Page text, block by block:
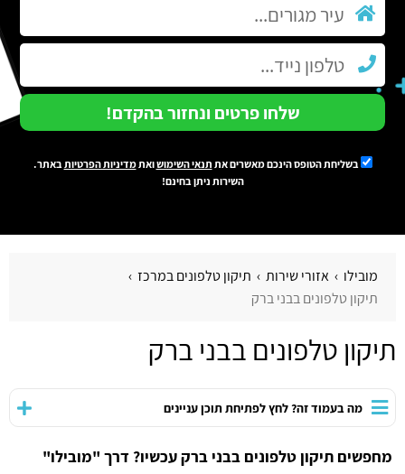
שלחו פרטים ונחזור בהקדם!
בשליחת הטופס הינכם מאשרים את תנאי השימושואתמדיניות הפרטיותבאתר.
השירות ניתן בחינם!
מובילו אזורי שירות
תיקון טלפונים במרכז
תיקון טלפונים בבני ברק
תיקון טלפונים בבני ברק
מה בעמוד זה? לחץ לפתיחת תוכן עניינים
מחפשים תיקון טלפונים בבני ברק עכשיו? דרך "מובילו"